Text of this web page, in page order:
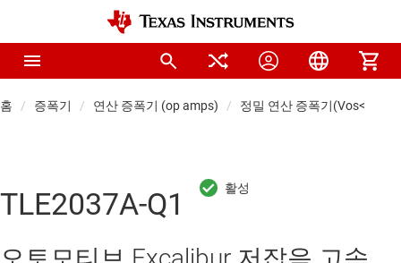
홈 증폭기 연산 증폭기 (op amps) 정밀 연산 증폭기(Vos<1mV)
TLE2037A-Q1